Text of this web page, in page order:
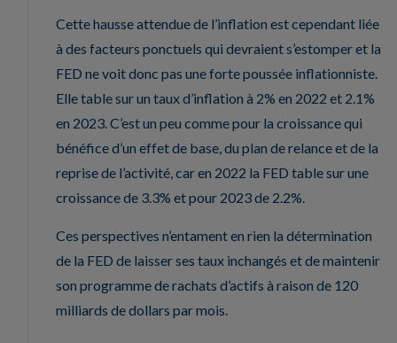
Cette hausse attendue de l’inflation est cependant liée
à des facteurs ponctuels qui devraient s’estomper et la
FED ne voit donc pas une forte poussée inflationniste.
Elle table sur un taux d’inflation à 2% en 2022 et 2.1%
en 2023. C’est un peu comme pour la croissance qui
bénéfice d’un effet de base, du plan de relance et de la
reprise de l’activité, car en 2022 la FED table sur une
croissance de 3.3% et pour 2023 de 2.2%.
Ces perspectives n’entament en rien la détermination
de la FED de laisser ses taux inchangés et de maintenir
son programme de rachats d’actifs à raison de 120
milliards de dollars par mois.